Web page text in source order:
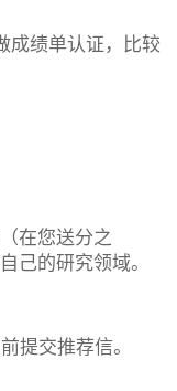
成绩单认证，比较
在您送分之
己的研究领域。
提交推荐信。